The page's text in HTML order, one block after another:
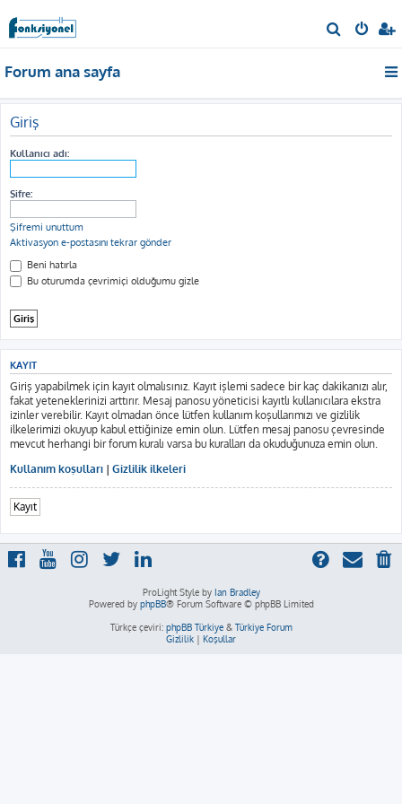
r
Forum ana sayfa
Giriş
Kullanıcı adı:
Şifre:
Şifremi unuttum
Aktivasyon e-postasını tekrar gönder
Beni hatırla
Bu oturumda çevrimiçi olduğumu gizle
KAYIT
Giriş yapabilmek için kayıt olmalısınız. Kayıt işlemi sadece bir kaç dakikanızı alır,
fakat yeteneklerinizi arttırır. Mesaj panosu yöneticisi kayıtlı kullanıcılara ekstra
izinler verebilir. Kayıt olmadan önce lütfen kullanım koşullarımızı ve gizlilik
ilkelerimizi okuyup kabul ettiğinize emin olun. Lütfen mesaj panosu çevresinde
mevcut herhangi bir forum kuralı varsa bu kuralları da okuduğunuza emin olun.
Kullanım koşulları | Gizlilik ilkeleri
Kayıt
ProLight Style by Ian Bradley
Powered by phpBB® Forum Software © phpBB Limited
Türkçe çeviri: phpBB Türkiye& Türkiye Forum
Gizlilik | Koşullar